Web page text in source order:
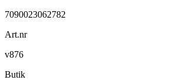
7090023062782
Art.nr
v876
Butik